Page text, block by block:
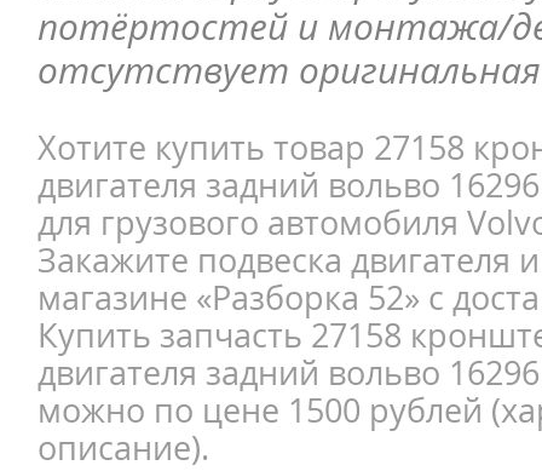
потёртостей и монтажа/
отсутствует оригинальная
Хотите купить товар 27158
двигателя задний вольво
для грузового автомобиля
Закажите подвеска двигателя
магазине «Разборка 52» с
Купить запчасть 27158
двигателя задний вольво
можно по цене 1500 рублей
описание).